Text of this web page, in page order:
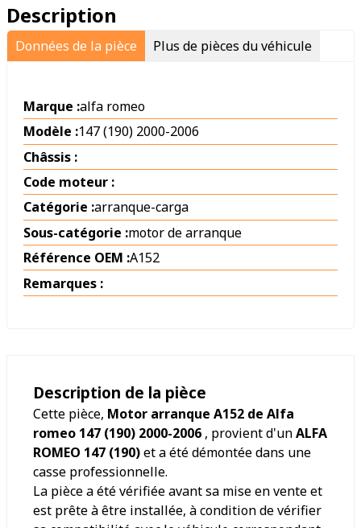
Description
Données de la pièce Plus de pièces du véhicule
Marque :alfa romeo
Modèle :147 (190) 2000-2006
Châssis :
Code moteur :
Catégorie :arranque-carga
Sous-catégorie :motor de arranque
Référence OEM :A152
Remarques :
Description de la pièce
Cette pièce, Motor arranque A152 de Alfa
romeo 147 (190) 2000-2006 , provient d'unALFA
ROMEO 147 (190)et a été démontée dans une
casse professionnelle.
La pièce a été vérifiée avant sa mise en vente et
est prête à être installée, à condition de vérifier